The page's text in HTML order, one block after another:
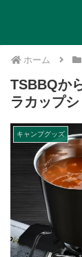
ホーム
TSBBQか
ラカップ
キャンプグッズ